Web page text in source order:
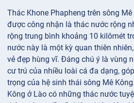
Thác Khone Phapheng trên sông
được công nhận là thác nước rộng
rộng trung bình khoảng 10 kilômét
nước này là một kỳ quan thiên
vẻ đẹp hùng vĩ. Đáng chú ý là vùng
cư trú của nhiều loài cá đa dạng,
trọng của hệ sinh thái sông Mê
Kông ở Lào có những thác nước